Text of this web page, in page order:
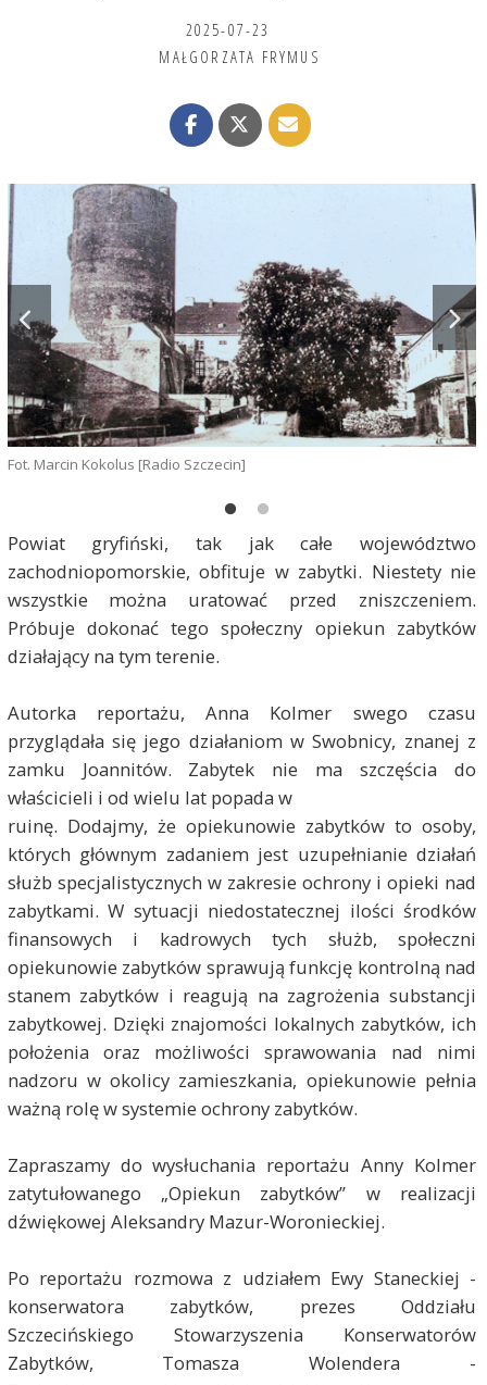
2025-07-23
MAŁGORZATA FRYMUS
Fot. Marcin Kokolus [Radio Szczecin]
Powiat gryfiński, tak jak całe województwo
zachodniopomorskie, obfituje w zabytki. Niestety nie
wszystkie można uratować przed zniszczeniem.
Próbuje dokonać tego społeczny opiekun zabytków
działający na tym terenie.
Autorka reportażu, Anna Kolmer swego czasu
przyglądała się jego działaniom w Swobnicy, znanej z
zamku Joannitów. Zabytek nie ma szczęścia do
właścicieli i od wielu lat popada w
ruinę. Dodajmy, że opiekunowie zabytków to osoby,
których głównym zadaniem jest uzupełnianie działań
służb specjalistycznych w zakresie ochrony i opieki nad
zabytkami. W sytuacji niedostatecznej ilości środków
finansowych i kadrowych tych służb, społeczni
opiekunowie zabytków sprawują funkcję kontrolną nad
stanem zabytków i reagują na zagrożenia substancji
zabytkowej. Dzięki znajomości lokalnych zabytków, ich
położenia oraz możliwości sprawowania nad nimi
nadzoru w okolicy zamieszkania, opiekunowie pełnia
ważną rolę w systemie ochrony zabytków.
Zapraszamy do wysłuchania reportażu Anny Kolmer
zatytułowanego „Opiekun zabytków” w realizacji
dźwiękowej Aleksandry Mazur-Woronieckiej.
Po reportażu rozmowa z udziałem Ewy Staneckiej -
konserwatora zabytków, prezes Oddziału
Szczecińskiego Stowarzyszenia Konserwatorów
Zabytków, Tomasza Wolendera -